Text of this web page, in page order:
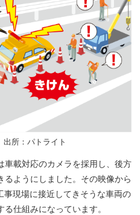
所：パトライト
車載対応のカメラを採用し、後方
ようにしました。その映像から
現場に接近してきそうな車両の
仕組みになっています。